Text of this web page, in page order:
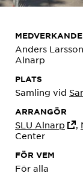
MEDVERKANDE
Anders
Alnarp
PLATS
Samling vid
ARRANGÖR
SLU Alnarp ,
Center
FÖR VEM
För alla